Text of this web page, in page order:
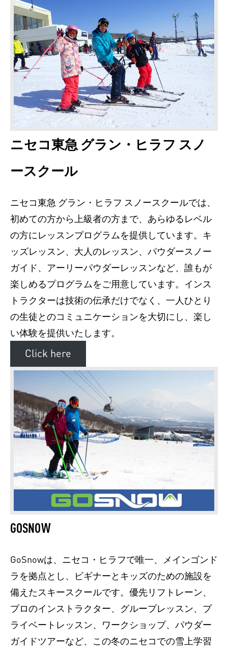
ニセコ東急 グラン・ヒラフ スノ
ースクール
ニセコ東急 グラン・ヒラフ スノースクールでは、
初めての方から上級者の方まで、あらゆるレベル
の方にレッスンプログラムを提供しています。キ
ッズレッスン、大人のレッスン、パウダースノー
ガイド、アーリーパウダーレッスンなど、誰もが
楽しめるプログラムをご用意しています。インス
トラクターは技術の伝承だけでなく、一人ひとり
の生徒とのコミュニケーションを大切にし、楽し
い体験を提供いたします。
Click here
GOSNOW
GoSnowは、ニセコ・ヒラフで唯一、メインゴンド
ラを拠点とし、ビギナーとキッズのための施設を
備えたスキースクールです。優先リフトレーン、
プロのインストラクター、グループレッスン、プ
ライベートレッスン、ワークショップ、パウダー
ガイドツアーなど、この冬のニセコでの雪上学習